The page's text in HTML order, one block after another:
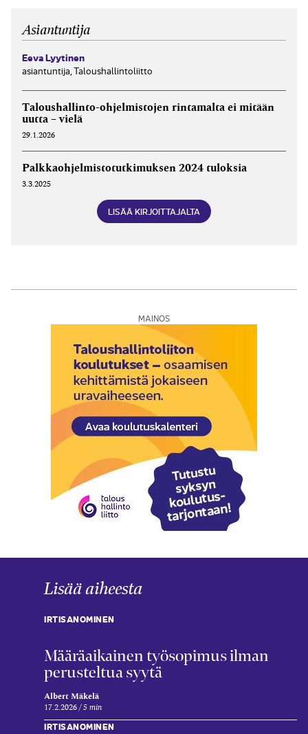
Asiantuntija
Eeva Lyytinen
asiantuntija, Taloushallintoliitto
Taloushallinto-ohjelmistojen rintamalta ei mitään
uutta – vielä
29.1.2026
Palkkaohjelmisto­tutkimuksen 2024 tuloksia
3.3.2025
LISÄÄ KIRJOITTAJALTA
MAINOS
Lisää aiheesta
IRTISANOMINEN
Määräaikainen työsopimus ilman
perusteltua syytä
Albert Mäkelä
17.2.2026 5 min
IRTISANOMINEN